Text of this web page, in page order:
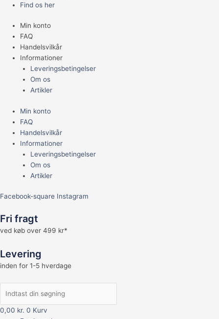
Find os her
Min konto
FAQ
Handelsvilkår
Informationer
Leveringsbetingelser
Om os
Artikler
Min konto
FAQ
Handelsvilkår
Informationer
Leveringsbetingelser
Om os
Artikler
Facebook-square Instagram
Fri fragt
ved køb over 499 kr*
Levering
inden for 1-5 hverdage
0,00 kr. 0 Kurv